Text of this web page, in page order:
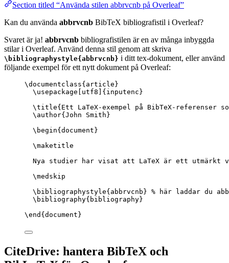
Section titled “Använda stilen abbrvcnb på Overleaf”
Kan du använda abbrvcnb BibTeX bibliografistil i Overleaf?
Svaret är ja! abbrvcnb bibliografistilen är en av många inbyggda
stilar i Overleaf. Använd denna stil genom att skriva
\bibliographystyle{abbrvcnb} i ditt tex-dokument, eller använd
följande exempel för ett nytt dokument på Overleaf:
\documentclass{ article }
\usepackage
utf8 ]{ inputenc }
\title{Ett LaTeX-exempel på BibTeX-
\author{John Smith}
\begin{ document }
\maketitle
Nya studier har visat att LaTeX är ett utmärkt
\medskip
\bibliographystyle{abbrvcnb} % här laddar du
\bibliography{bibliography}
\end { document }
CiteDrive: hantera BibTeX och